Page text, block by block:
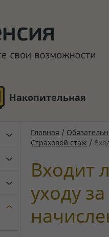
Накопительная
Главная /
Страховой стаж /
Входит
уходу